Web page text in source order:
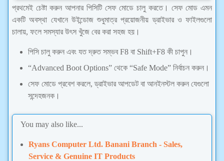
প্রথমেই চেষ্টা করুন আপনার পিসিটি সেফ মোডে চালু করতে। সেফ মোড এমন
একটি অবস্থা যেখানে উইন্ডোজ শুধুমাত্র প্রয়োজনীয় ড্রাইভার ও ফাইলগুলো
চালায়, ফলে সমস্যার উৎস খুঁজে বের করা সহজ হয়।
পিসি চালু করুন এবং যত দ্রুত সম্ভব F8 বা Shift+F8 কী চাপুন।
“Advanced Boot Options” থেকে “Safe Mode” নির্বাচন করুন।
সেফ মোডে প্রবেশ করলে, ড্রাইভার আপডেট বা আনইনস্টল করুন যেগুলো
সন্দেহজনক।
You may also like...
Ryans Computer Ltd. Banani Branch - Sales,
Service & Genuine IT Products